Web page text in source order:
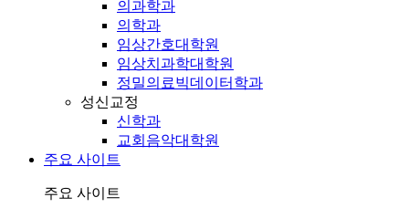
의과학과
의학과
임상간호대학원
임상치과학대학원
정밀의료빅데이터학과
성신교정
신학과
교회음악대학원
주요 사이트
주요 사이트